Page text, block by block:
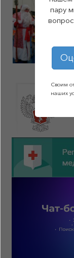
пару
Своим
наших